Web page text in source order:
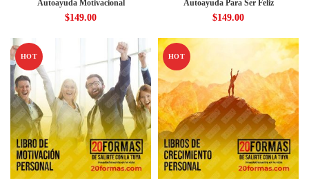
Autoayuda Motivacional
$149.00
Autoayuda Para Ser Feliz
$149.00
HOT HOT